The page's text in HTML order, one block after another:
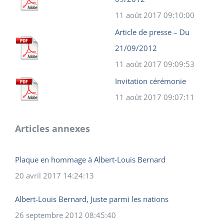
11 août 2017 09:10:00
Article de presse – Du
21/09/2012
11 août 2017 09:09:53
Invitation cérémonie
11 août 2017 09:07:11
Articles annexes
Plaque en hommage à Albert-Louis Bernard
20 avril 2017 14:24:13
Albert-Louis Bernard, Juste parmi les nations
26 septembre 2012 08:45:40